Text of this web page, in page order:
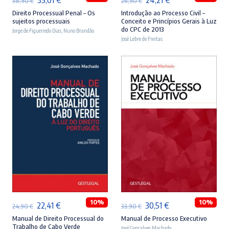
preço
original
38,90 €.
preço
atual
35,01 €.
Direito Processual Penal – Os
sujeitos processuais
Jorge de Figueiredo Dias Nuno Brandão
preço
original
era:
26,90 €.
preço
atual
24,21 €.
Introdução ao Processo Civil –
Conceito e Princípios Gerais à Luz
do CPC de 2013
José Lebre de Freitas
24,90€ O
preço
22,41 €O
preço
10%
Manual de Direito Processual do
Trabalho de Cabo Verde
33,90€ O
preço
30,51 €O
preço
10%
Manual de Processo Executivo